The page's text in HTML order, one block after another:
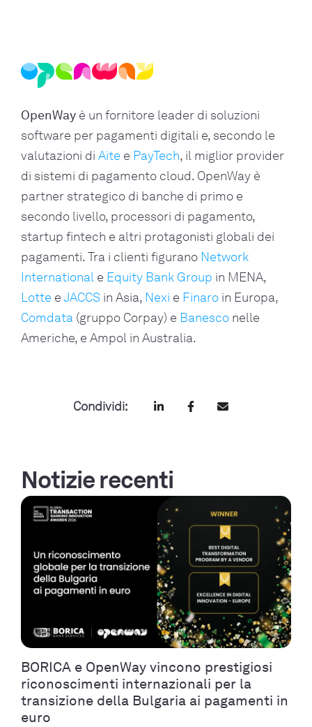
OpenWay è un fornitore leader di soluzioni
software per pagamenti digitali e, secondo le
valutazioni di Aite e PayTech, il miglior provider
di sistemi di pagamento cloud. OpenWay è
partner strategico di banche di primo e
secondo livello, processori di pagamento,
startup fintech e altri protagonisti globali dei
pagamenti. Tra i clienti figurano Network
International e Equity Bank Group in MENA,
Lotte eJACCS in Asia, Nexi e Finaro in Europa,
Comdata (gruppo Corpay) e Banesco nelle
Americhe, e Ampol in Australia.
Condividi:
Notizie recenti
BORICA e OpenWay vincono prestigiosi
riconoscimenti internazionali per la
transizione della Bulgaria ai pagamenti in
euro